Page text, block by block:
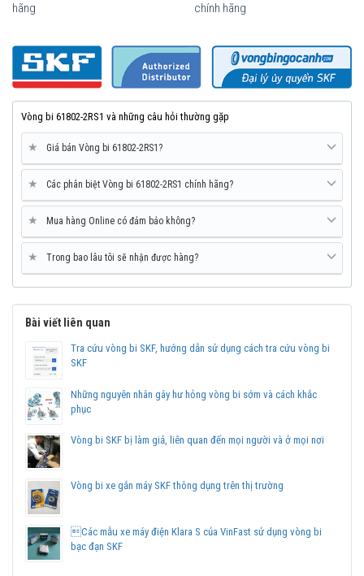
Vòng bi SKF 61802-2RS1 chính hãng, phân phối bởi Vòng bi Ngọc
Mua vòng bi bạc đạn SKF 61802 chính hãng ở đâu uy
tín?
Vòng bi Ngọc Anh là đại lý ủy quyền SKF tại Việt Nam.
Chuyên phân phối các sản phẩm SKF chính hãng, giá cạnh
tranh, Giao hàng toàn quốc.
Liên hệ với
bi SKF 61802 chính hãng.
hãng chính hãng
Vòng bi 61802-2RS1 và những câu hỏi thường gặp
★ Giá bán Vòng bi 61802-2RS1?
★ Các phân biệt Vòng bi 61802-2RS1 chính hãng?
★ Mua hàng Online có đảm bảo không?
★ Trong bao lâu tôi sẽ nhận được hàng?
Bài viết liên quan
Tra cứu vòng bi SKF, hướng dẫn sử dụng cách tra cứu vòng bi
SKF
Những nguyên nhân gây hư hỏng vòng bi sớm và cách khắc
phục
Vòng bi SKF bị làm giả, liên quan đến mọi người và ở mọi nơi
Vòng bi xe gắn máy SKF thông dụng trên thị trường
Các mẫu xe máy điện Klara S của VinFast sử dụng vòng bi
bạc đạn SKF